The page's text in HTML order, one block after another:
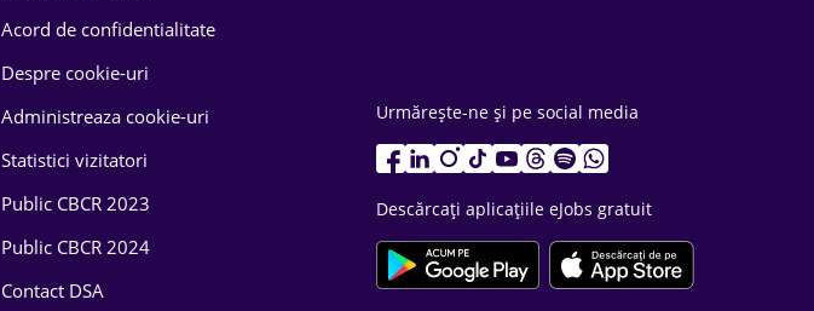
Acord de confidentialitate
Despre cookie-uri
Administreaza cookie-uri
Statistici vizitatori
Public CBCR 2023
Public CBCR 2024
Contact DSA
Urmărește-ne și pe social media
Descărcați aplicațiile eJobs gratuit